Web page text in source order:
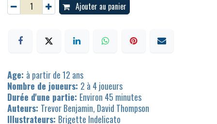
Ajouter au panier
Age: à partir de 12 ans
Nombre de joueurs: 2 à 4 joueurs
Durée d'une partie: Environ 45 minutes
Auteurs: Trevor Benjamin, David Thompson
Illustrateurs: Brigette Indelicato